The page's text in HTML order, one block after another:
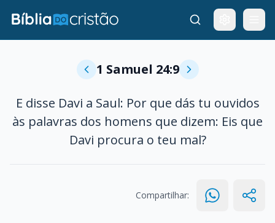
1 Samuel 24:9
E disse Davi a Saul: Por que dás tu ouvidos
às palavras dos homens que dizem: Eis que
Davi procura o teu mal?
Compartilhar: